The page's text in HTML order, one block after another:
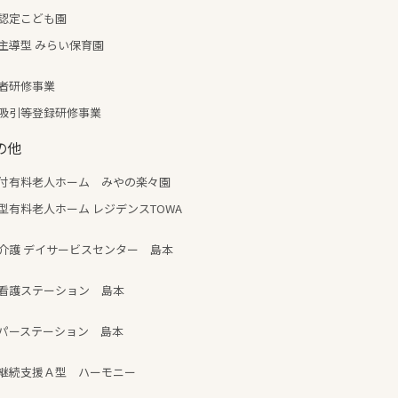
定こども園
導型 みらい保育園
研修事業
引等登録研修事業
他
有料老人ホーム みやの楽々園
有料老人ホーム レジデンスTOWA
護 デイサービスセンター 島本
護ステーション 島本
ーステーション 島本
続支援Ａ型 ハーモニー